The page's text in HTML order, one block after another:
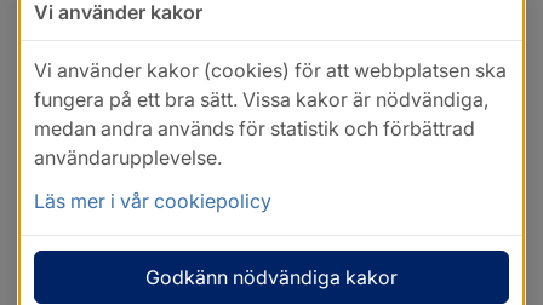
Vi använder kakor
Vi använder kakor (cookies) för att webbplatsen ska
fungera på ett bra sätt. Vissa kakor är nödvändiga,
medan andra används för statistik och förbättrad
användarupplevelse.
Läs mer i vår cookiepolicy
Godkänn nödvändiga kakor